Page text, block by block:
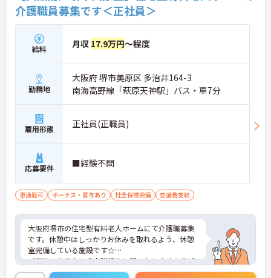
介護職員募集です＜正社員＞
給料 月収 17.9万円～程度
勤務地
大阪府 堺市美原区 多治井164-3
南海高野線「萩原天神駅」バス・車7分
雇用形態 正社員(正職員)
応募要件 ■経験不問
車通勤可 ボーナス・賞与あり 社会保険完備 交通費支給
大阪府堺市の住宅型有料老人ホームにて介護職募集
です。休憩中はしっかりお休みを取れるよう、休憩
室完備している施設です☆
ご興味のある方は求人詳細をお話いたしますのでぜ
ひお問い合わせください